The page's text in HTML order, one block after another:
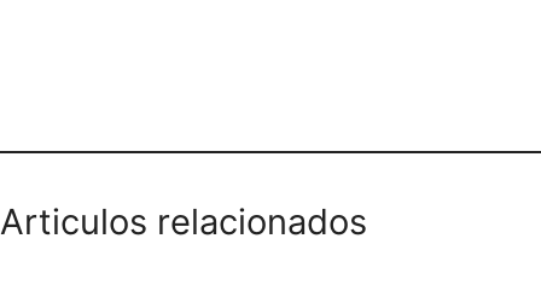
Articulos relacionados